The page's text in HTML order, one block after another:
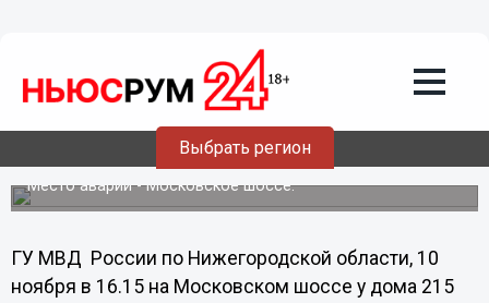
Выбрать регион
11.11.201316:26
Пешеход попал под маршрутку в
Нижнем Новгороде
Место аварии - Московское шоссе.
ГУ МВД России по Нижегородской области, 10
ноября в 16.15 на Московском шоссе у дома 215